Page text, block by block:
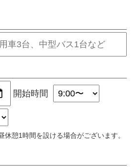
開始時間
憩1時間を設ける場合がございます。